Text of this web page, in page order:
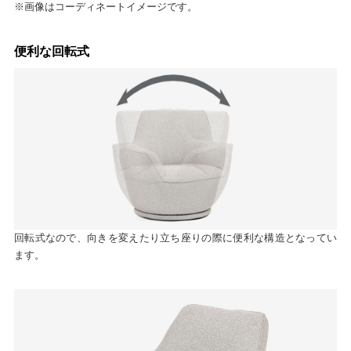
※画像はコーディネートイメージです。
便利な回転式
回転式なので、向きを変えたり立ち座りの際に便利な構造となってい
ます。